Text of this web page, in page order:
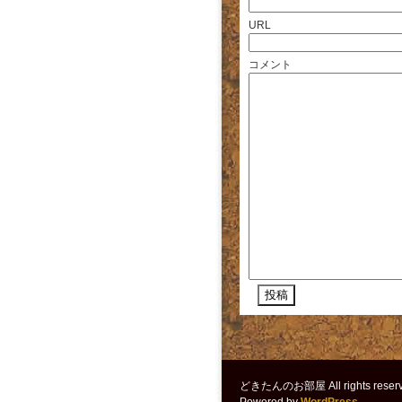
URL
コメント
どきたんのお部屋 All rights